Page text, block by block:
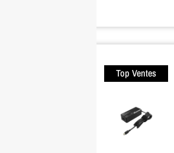
Top Ventes